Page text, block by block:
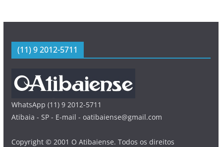
(11) 9 2012-5711
WhatsApp (11) 9 2012-5711
Atibaia - SP - E-mail - oatibaiense@gmail.com
Copyright © 2001 O Atibaiense. Todos os direitos